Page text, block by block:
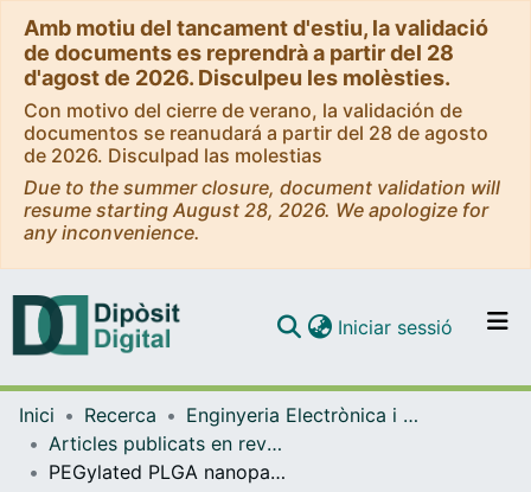
Amb motiu del tancament d'estiu, la validació
de documents es reprendrà a partir del 28
d'agost de 2026. Disculpeu les molèsties.
Con motivo del cierre de verano, la validación de
documentos se reanudará a partir del 28 de agosto
de 2026. Disculpad las molestias
Due to the summer closure, document validation will
resume starting August 28, 2026. We apologize for
any inconvenience.
Navega per tot el DD
Iniciar sessió (current)
Inici Recerca
Enginyeria Electrònica i Biomèdica
Articles publicats en revistes (Enginyeria Electrònica i Biomèdica)
PEGylated PLGA nanoparticles prepared from nano-emulsion templates as versatile platforms to cross blood-brain barrier models